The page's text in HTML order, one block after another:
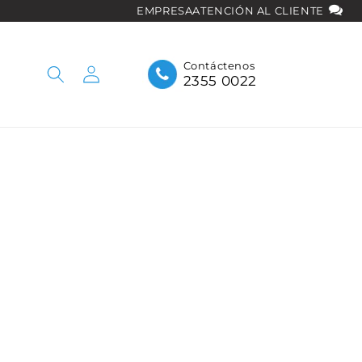
EMPRESAATENCIÓN AL CLIENTE
Iniciar
sesión
Contáctenos
2355 0022